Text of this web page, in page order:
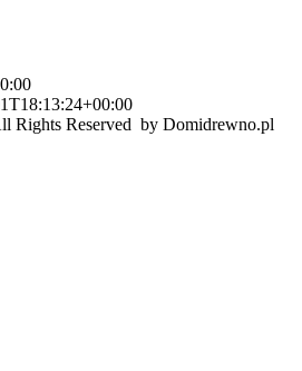
Reserved by Domidrewno.pl